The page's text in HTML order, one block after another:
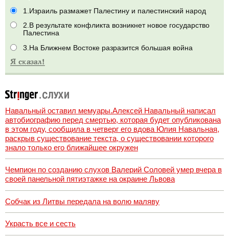
1.Израиль размажет Палестину и палестинский народ
2.В результате конфликта возникнет новое государство
Палестина
3.На Ближнем Востоке разразится большая война
Навальный оставил мемуары.Алексей Навальный написал
автобиографию перед смертью, которая будет опубликована
в этом году, сообщила в четверг его вдова Юлия Навальная,
раскрыв существование текста, о существовании которого
знало только его ближайшее окружен
Чемпион по созданию слухов Валерий Соловей умер вчера в
своей панельной пятиэтажке на окраине Львова
Собчак из Литвы передала на волю маляву
Украсть все и сесть